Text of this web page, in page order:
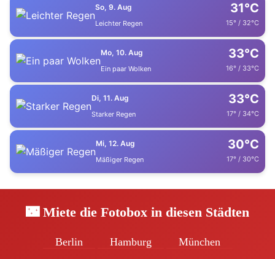
So, 9. Aug
Leichter Regen
31°C
15° / 32°C
Mo, 10. Aug
Ein paar Wolken
33°C
16° / 33°C
Di, 11. Aug
Starker Regen
33°C
17° / 34°C
Mi, 12. Aug
Mäßiger Regen
30°C
17° / 30°C
🌃 Miete die Fotobox in diesen Städten
Berlin Hamburg
München